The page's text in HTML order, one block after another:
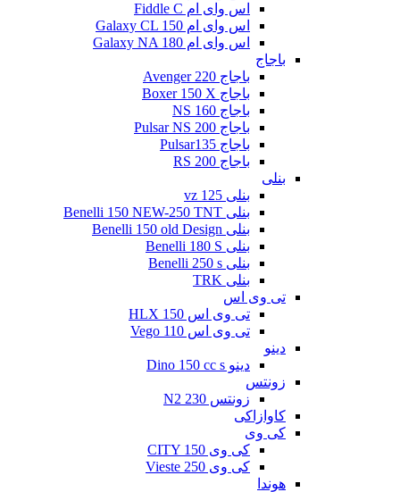
اس وای ام Fiddle C
اس وای ام Galaxy CL 150
اس وای ام Galaxy NA 180
باجاج
باجاج Avenger 220
باجاج Boxer 150 X
باجاج NS 160
باجاج Pulsar NS 200
باجاج Pulsar135
باجاج RS 200
بنلی
بنلی 125 vz
بنلی Benelli 150 NEW-250 TNT
بنلی Benelli 150 old Design
بنلی Benelli 180 S
بنلی Benelli 250 s
بنلی TRK
تی وی اس
تی وی اس 150 HLX
تی وی اس Vego 110
دینو
دینو Dino 150 cc s
زونتس
زونتس N2 230
کاوازاکی
کی وی
کی وی CITY 150
کی وی Vieste 250
هوندا